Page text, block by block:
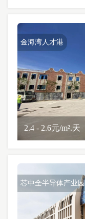
金海湾人才港
2.4 - 2.6元/m².天
芯中全半导体产业园